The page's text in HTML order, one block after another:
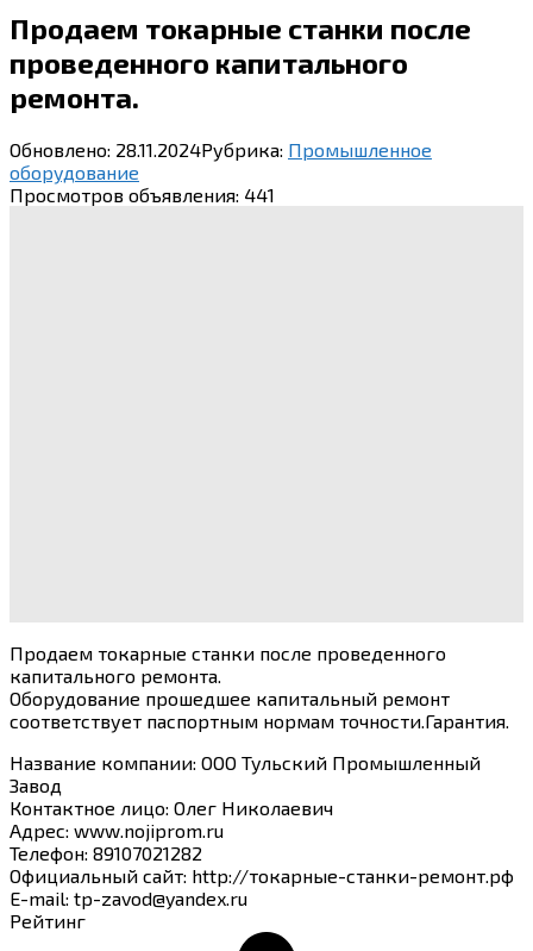
Продаем токарные станки после
проведенного капитального
ремонта.
Обновлено: 28.11.2024Рубрика: Промышленное
оборудование
Просмотров объявления: 441
Продаем токарные станки после проведенного
капитального ремонта.
Оборудование прошедшее капитальный ремонт
соответствует паспортным нормам точности.Гарантия.
Название компании: ООО Тульский Промышленный
Завод
Контактное лицо: Олег Николаевич
Адрес: www.nojiprom.ru
Телефон: 89107021282
Официальный сайт: http://токарные-станки-ремонт.рф
E-mail: tp-zavod@yandex.ru
Рейтинг